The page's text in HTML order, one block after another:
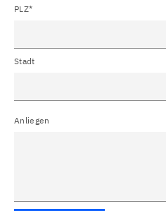
PLZ*
Stadt
Anliegen